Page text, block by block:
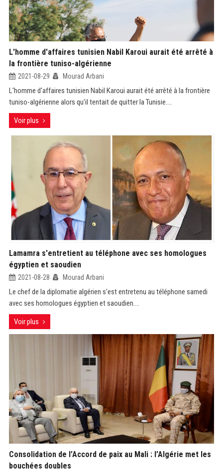
L'homme d'affaires tunisien Nabil Karoui aurait été arrêté à
la frontière tuniso-algérienne
2021-08-29 Mourad Arbani
L'homme d'affaires tunisien Nabil Karoui aurait été arrêté à la frontière
tuniso-algérienne alors qu'il tentait de quitter la Tunisie....
Voir plus
Lamamra s'entretient au téléphone avec ses homologues
égyptien et saoudien
2021-08-28 Mourad Arbani
Le chef de la diplomatie algérien s'est entretenu au téléphone samedi
avec ses homologues égyptien et saoudien....
Voir plus
Consolidation de l’Accord de paix au Mali : l’Algérie met les
bouchées doubles